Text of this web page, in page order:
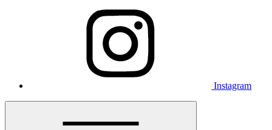
Instagram